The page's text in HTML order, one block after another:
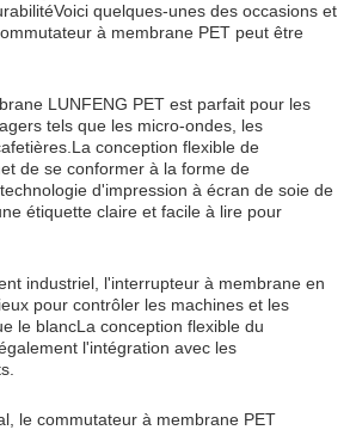
quelques-unes des occasions et
à membrane PET peut être
LUNFENG PET est parfait pour les
tels que les micro-ondes, les
conception flexible de
de se conformer à la forme de
d'impression à écran de soie de
étiquette claire et facile à lire pour
industriel, l'interrupteur à membrane en
pour contrôler les machines et les
le blancLa conception flexible du
l'intégration avec les
le commutateur à membrane PET